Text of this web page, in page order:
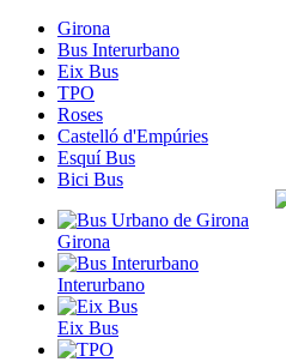
Girona
Bus Interurbano
Eix Bus
TPO
Roses
Castelló d'Empúries
Esquí Bus
Bici Bus
Girona
Interurbano
Eix Bus